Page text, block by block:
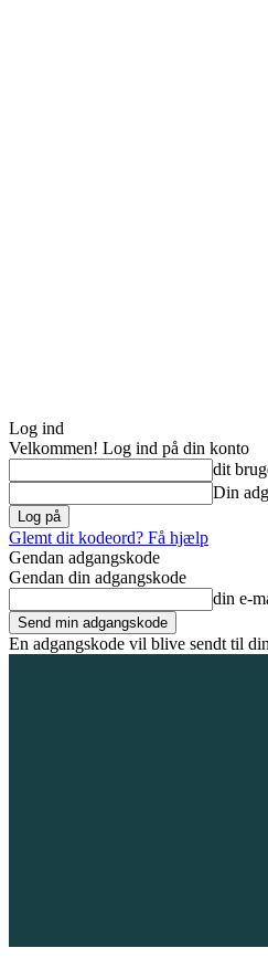
Log ind
Velkommen! Log ind på din konto
dit
Din
Glemt dit kodeord? Få hjælp
Gendan adgangskode
Gendan din adgangskode
din e-
En adgangskode vil blive sendt til